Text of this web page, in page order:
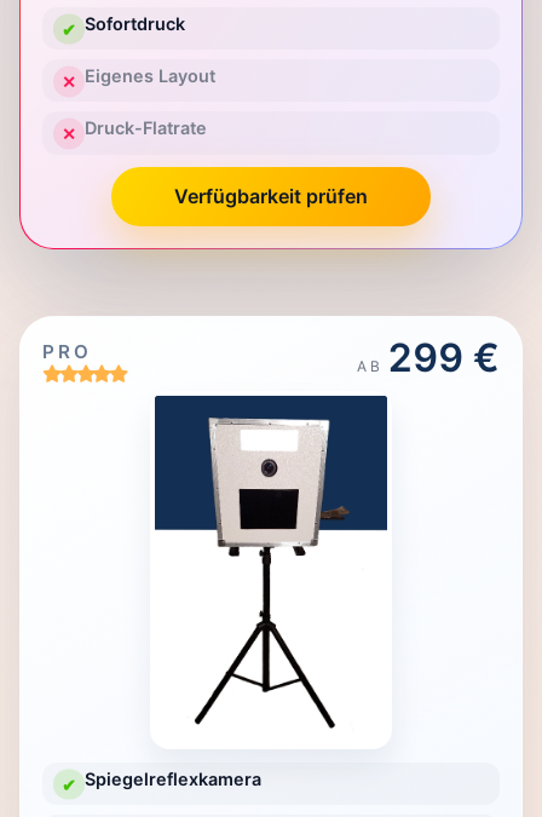
✔ Sofortdruck
✕ Eigenes Layout
✕ Druck-Flatrate
Verfügbarkeit prüfen
PRO
AB 299 €
✔ Spiegelreflexkamera